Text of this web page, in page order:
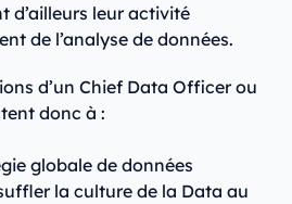
d’ailleurs leur activité
de l’analyse de données.
d’un Chief Data Officer ou
donc à :
globale de données
la culture de la Data au